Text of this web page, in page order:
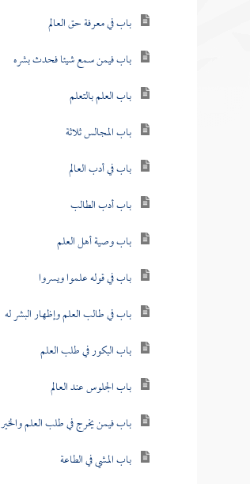
باب في معرفة حق العالم
باب فيمن سمع شيئا فحدث بشره
باب العلم بالتعلم
باب المجالس ثلاثة
باب في أدب العالم
باب أدب الطالب
باب وصية أهل العلم
باب في قوله علموا ويسروا
باب في طالب العلم وإظهار البشر له
باب البكور في طلب العلم
باب الجلوس عند العالم
باب فيمن يخرج في طلب العلم والخير
باب المشي في الطاعة